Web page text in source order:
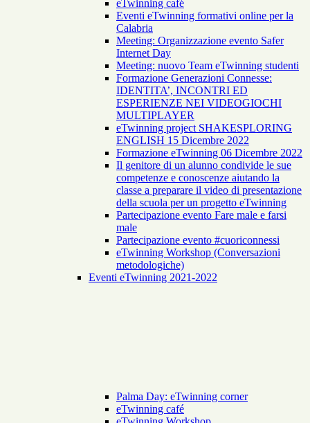
eTwinning café
Eventi eTwinning formativi online per la
Calabria
Meeting: Organizzazione evento Safer
Internet Day
Meeting: nuovo Team eTwinning studenti
Formazione Generazioni Connesse:
IDENTITA’, INCONTRI ED
ESPERIENZE NEI VIDEOGIOCHI
MULTIPLAYER
eTwinning project SHAKESPLORING
ENGLISH 15 Dicembre 2022
Formazione eTwinning 06 Dicembre 2022
Il genitore di un alunno condivide le sue
competenze e conoscenze aiutando la
classe a preparare il video di presentazione
della scuola per un progetto eTwinning
Partecipazione evento Fare male e farsi
male
Partecipazione evento #cuoriconnessi
eTwinning Workshop (Conversazioni
metodologiche)
Eventi eTwinning 2021-2022
Palma Day: eTwinning corner
eTwinning café